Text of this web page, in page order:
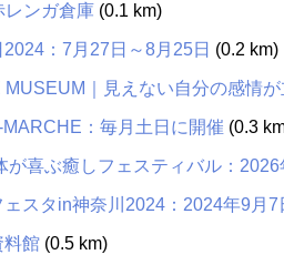
レンガ倉庫(0.1 km)
2024：7月27日～8月25日 (0.2 km)
MUSEUM｜見えない自分の感情
：毎月土日に開催 (0.3
が喜ぶ癒しフェスティバル：2026
スタin神奈川2024：2024年9月7
料館(0.5 km)